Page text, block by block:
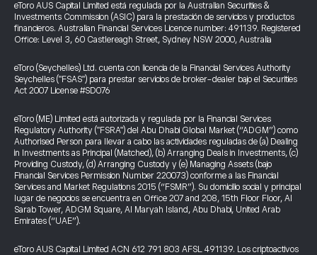
eToro AUS Capital Limited está regulada por la Australian Securities &
Investments Commission (ASIC) para la prestación de servicios y productos
financieros. Australian Financial Services Licence number: 491139. Registered
Office: Level 3, 60 Castlereagh Street, Sydney NSW 2000, Australia
eToro (Seychelles) Ltd. cuenta con licencia de la Financial Services Authority
Seychelles ("FSAS") para prestar servicios de broker-dealer bajo el Securities
Act 2007 License #SD076
eToro (ME) Limited está autorizada y regulada por la Financial Services
Regulatory Authority ("FSRA") del Abu Dhabi Global Market (“ADGM”) como
Authorised Person para llevar a cabo las actividades reguladas de (a) Dealing
in Investments as Principal (Matched), (b) Arranging Deals in Investments, (c)
Providing Custody, (d) Arranging Custody y (e) Managing Assets (bajo
Financial Services Permission Number 220073) conforme a las Financial
Services and Market Regulations 2015 (“FSMR”). Su domicilio social y principal
lugar de negocios se encuentra en Office 207 and 208, 15th Floor Floor, Al
Sarab Tower, ADGM Square, Al Maryah Island, Abu Dhabi, United Arab
Emirates (“UAE”).
eToro AUS Capital Limited ACN 612 791 803 AFSL 491139. Los criptoactivos